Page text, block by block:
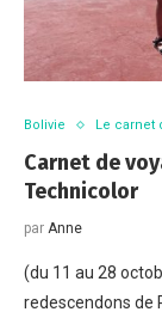
Bolivie Le carnet
Carnet de
Technicolor
par Anne
(du 11 au 28
redescendons de